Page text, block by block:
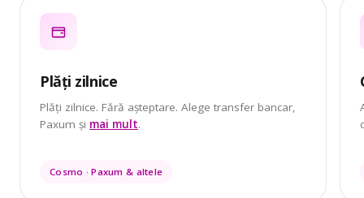
Plăți zilnice
Plăți zilnice. Fără așteptare. Alege transfer bancar,
Paxum și mai mult.
Cosmo · Paxum & altele